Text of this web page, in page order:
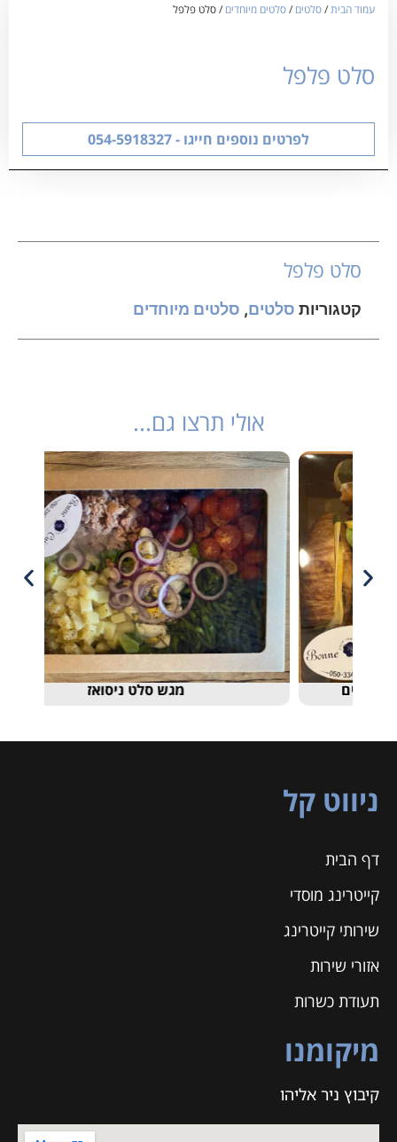
עמוד הבית/סלטים /סלטים מיוחדים / סלט פלפל
סלט פלפל
לפרטים נוספים חייגו - 054-5918327
סלט פלפל
קטגוריות סלטים, סלטים מיוחדים
אולי תרצו גם...
מגש סלט ניסואז
ניווט קל
דף הבית
קייטרינג מוסדי
שירותי קייטרינג
אזורי שירות
תעודת כשרות
מיקומנו
קיבוץ ניר אליהו